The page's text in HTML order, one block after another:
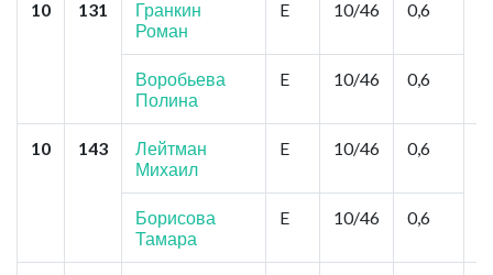
10 131
Гранкин
Роман
E 10/46 0,6
Воробьева
Полина
E 10/46 0,6
10 143
Лейтман
Михаил
E 10/46 0,6
Борисова
Тамара
E 10/46 0,6